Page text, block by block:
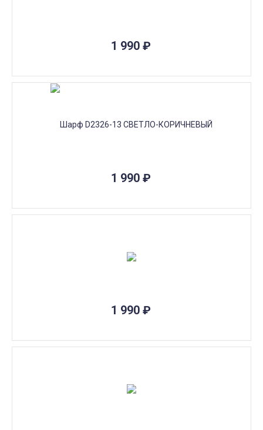
1 990 ₽
1 990 ₽
1 990 ₽